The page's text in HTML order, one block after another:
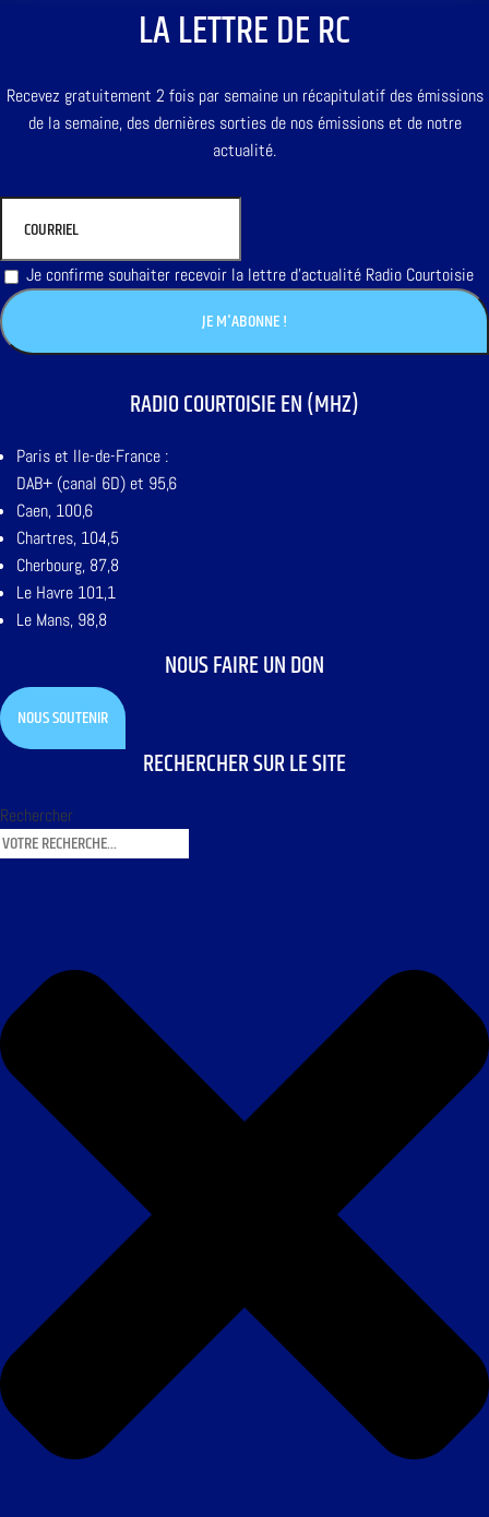
LA LETTRE DE RC
Recevez gratuitement 2 fois par semaine un récapitulatif des émissions
de la semaine, des dernières sorties de nos émissions et de notre
actualité.
Je confirme souhaiter recevoir la lettre d'actualité Radio Courtoisie
RADIO COURTOISIE EN (MHZ)
Paris et Ile-de-France :
DAB+ (canal 6D) et 95,6
Caen, 100,6
Chartres, 104,5
Cherbourg, 87,8
Le Havre 101,1
Le Mans, 98,8
NOUS FAIRE UN DON
NOUS SOUTENIR
RECHERCHER SUR LE SITE
Rechercher